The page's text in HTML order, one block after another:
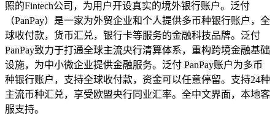
照的Fintech公司，为用户开设真实的境外银行账户。泛付
（PanPay）是一家为外贸企业和个人提供多币种银行账户，全
球收付款，货币汇兑，银行卡等服务的金融科技品牌。泛付
PanPay致力于打通全球主流央行清算体系，重构跨境金融基础
设施，为中小微企业提供金融服务。泛付 PanPay账户为多币
种银行账户，支持全球收付款，资金可以任意停留。支持24种
主流币种汇兑，享受欧盟央行同业汇率。全中文界面，本地客
服支持。